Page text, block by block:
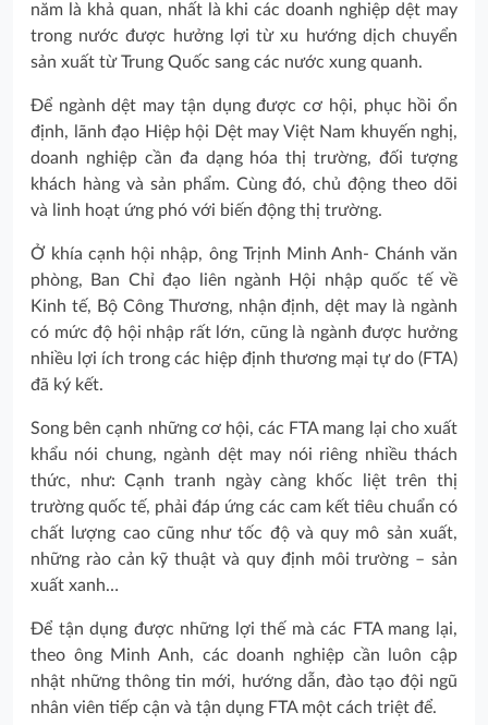
năm là khả quan, nhất là khi các doanh nghiệp dệt may
trong nước được hưởng lợi từ xu hướng dịch chuyển
sản xuất từ Trung Quốc sang các nước xung quanh.
Để ngành dệt may tận dụng được cơ hội, phục hồi ổn
định, lãnh đạo Hiệp hội Dệt may Việt Nam khuyến nghị,
doanh nghiệp cần đa dạng hóa thị trường, đối tượng
khách hàng và sản phẩm. Cùng đó, chủ động theo dõi
và linh hoạt ứng phó với biến động thị trường.
Ở khía cạnh hội nhập, ông Trịnh Minh Anh- Chánh văn
phòng, Ban Chỉ đạo liên ngành Hội nhập quốc tế về
Kinh tế, Bộ Công Thương, nhận định, dệt may là ngành
có mức độ hội nhập rất lớn, cũng là ngành được hưởng
nhiều lợi ích trong các hiệp định thương mại tự do (FTA)
đã ký kết.
Song bên cạnh những cơ hội, các FTA mang lại cho xuất
khẩu nói chung, ngành dệt may nói riêng nhiều thách
thức, như: Cạnh tranh ngày càng khốc liệt trên thị
trường quốc tế, phải đáp ứng các cam kết tiêu chuẩn có
chất lượng cao cũng như tốc độ và quy mô sản xuất,
những rào cản kỹ thuật và quy định môi trường – sản
xuất xanh…
Để tận dụng được những lợi thế mà các FTA mang lại,
theo ông Minh Anh, các doanh nghiệp cần luôn cập
nhật những thông tin mới, hướng dẫn, đào tạo đội ngũ
nhân viên tiếp cận và tận dụng FTA một cách triệt để.